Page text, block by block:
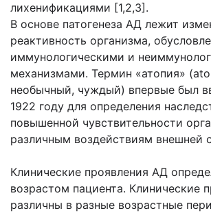
лихенификациями [1,2,3].
В основе патогенеза АД лежит
реактивность организма,
иммунологическими и
механизмами. Термин «атопия»
необычный, чуждый) впервые был
1922 году для определения
повышенной чувствительности
различным воздействиям внешней
Клинические проявления АД
возрастом пациента. Клинические
различны в разные возрастные